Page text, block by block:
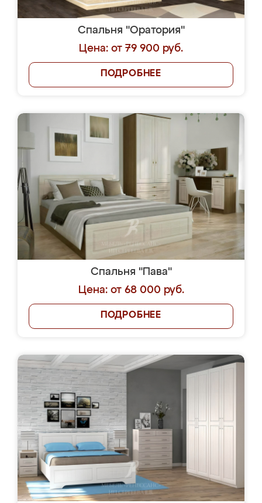
Спальня "Оратория"
Цена: от 79 900 руб.
ПОДРОБНЕЕ
Спальня "Пава"
Цена: от 68 000 руб.
ПОДРОБНЕЕ